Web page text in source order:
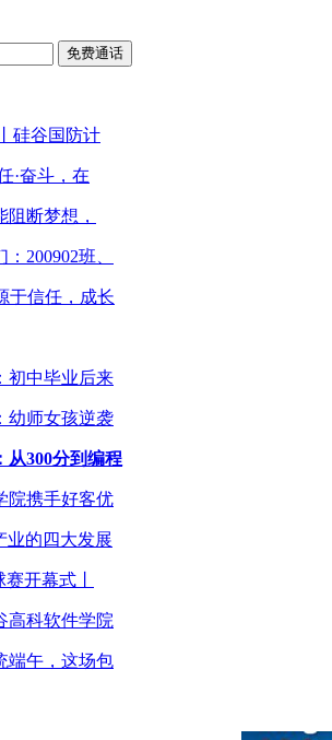
免费通话
硅谷国防计
·奋斗，在
断梦想，
200902班、
于信任，成长
初中毕业后来
幼师女孩逆袭
从300分到编程
院携手好客优
业的四大发展
开幕式丨
高科软件学院
端午，这场包